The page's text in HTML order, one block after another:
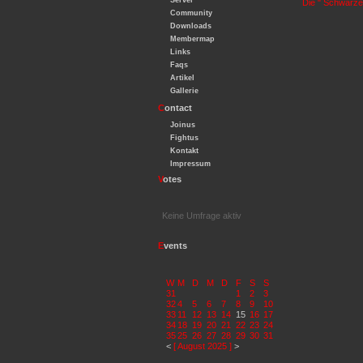
Community
Downloads
Membermap
Links
Faqs
Artikel
Gallerie
Contact
Joinus
Fightus
Kontakt
Impressum
Votes
Keine Umfrage aktiv
Events
W M D M D F S
S
31
1 2
3
32 4 5 6 7 8 9
10
33 11 12 13 14 15 16 17
34 18 19 20 21 22 23 24
35 25 26 27 28 29 30 31
<[ August 2025 ] >
Die "